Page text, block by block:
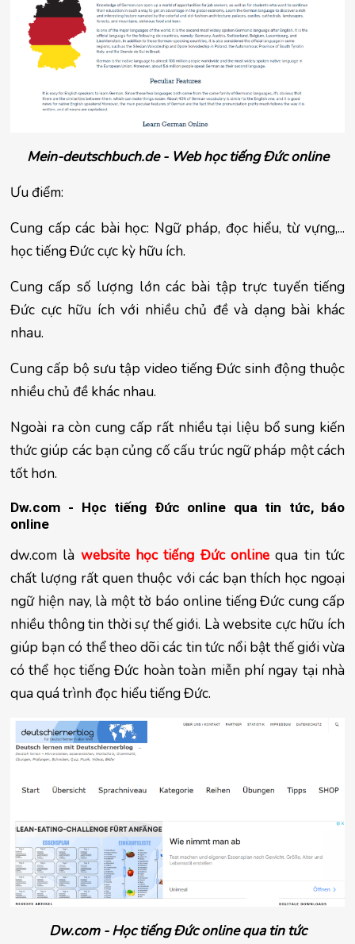
Mein-deutschbuch.de - Web học tiếng Đức online
Ưu điểm:
Cung cấp các bài học: Ngữ pháp, đọc hiểu, từ vựng,...
học tiếng Đức cực kỳ hữu ích.
Cung cấp số lượng lớn các bài tập trực tuyến tiếng
Đức cực hữu ích với nhiều chủ đề và dạng bài khác
nhau.
Cung cấp bộ sưu tập video tiếng Đức sinh động thuộc
nhiều chủ đề khác nhau.
Ngoài ra còn cung cấp rất nhiều tại liệu bổ sung kiến
thức giúp các bạn củng cố cấu trúc ngữ pháp một cách
tốt hơn.
Dw.com - Học tiếng Đức online qua tin tức, báo
online
dw.com là website học tiếng Đức online qua tin tức
chất lượng rất quen thuộc với các bạn thích học ngoại
ngữ hiện nay, là một tờ báo online tiếng Đức cung cấp
nhiều thông tin thời sự thế giới. Là website cực hữu ích
giúp bạn có thể theo dõi các tin tức nổi bật thế giới vừa
có thể học tiếng Đức hoàn toàn miễn phí ngay tại nhà
qua quá trình đọc hiểu tiếng Đức.
Dw.com - Học tiếng Đức online qua tin tức